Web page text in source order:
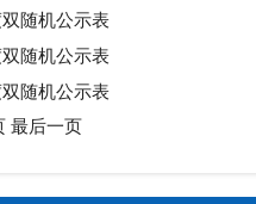
随机公示表
随机公示表
随机公示表
最后一页